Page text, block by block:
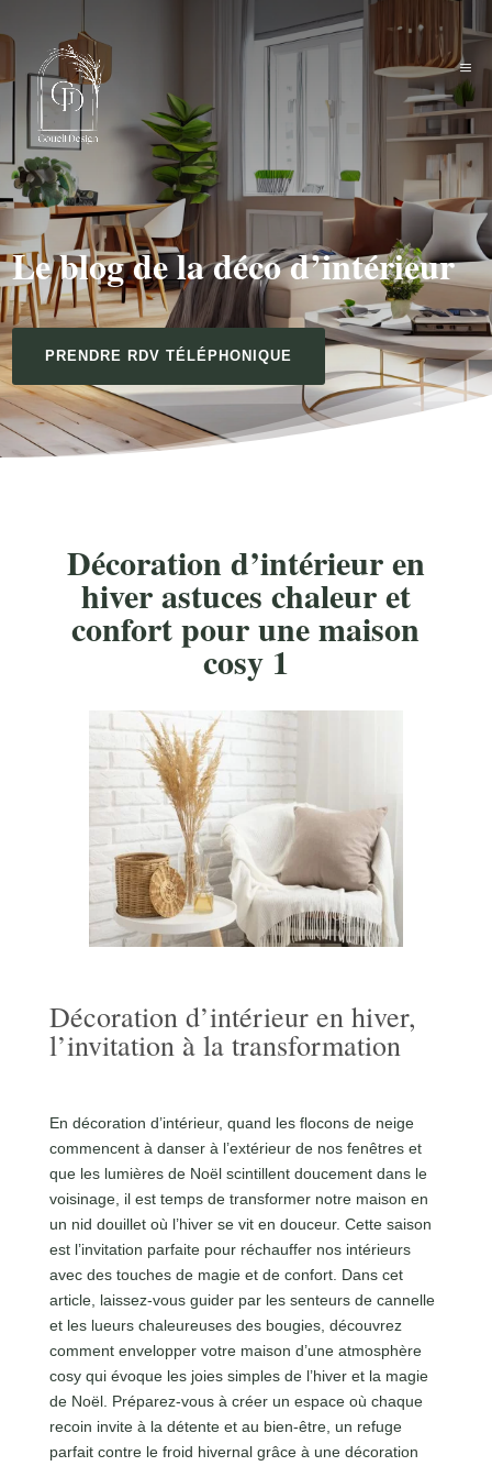
Le blog de la déco d’intérieur
PRENDRE RDV TÉLÉPHONIQUE
Décoration d’intérieur en
hiver astuces chaleur et
confort pour une maison
cosy 1
Décoration d’intérieur en hiver,
l’invitation à la transformation
En décoration d’intérieur, quand les flocons de neige
commencent à danser à l’extérieur de nos fenêtres et
que les lumières de Noël scintillent doucement dans le
voisinage, il est temps de transformer notre maison en
un nid douillet où l’hiver se vit en douceur. Cette saison
est l’invitation parfaite pour réchauffer nos intérieurs
avec des touches de magie et de confort. Dans cet
article, laissez-vous guider par les senteurs de cannelle
et les lueurs chaleureuses des bougies, découvrez
comment envelopper votre maison d’une atmosphère
cosy qui évoque les joies simples de l’hiver et la magie
de Noël. Préparez-vous à créer un espace où chaque
recoin invite à la détente et au bien-être, un refuge
parfait contre le froid hivernal grâce à une décoration